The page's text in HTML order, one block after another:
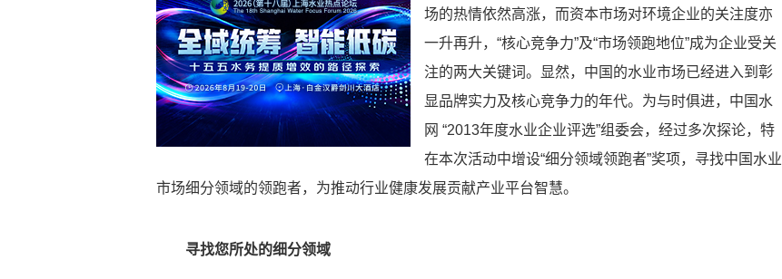
场的热情依然高涨，而资本市场对环境企业的关注度亦
一升再升，“核心竞争力”及“市场领跑地位”成为企业受关
注的两大关键词。显然，中国的水业市场已经进入到彰
显品牌实力及核心竞争力的年代。为与时俱进，中国水
网 “2013年度水业企业评选”组委会，经过多次探论，特
在本次活动中增设“细分领域领跑者”奖项，寻找中国水业
市场细分领域的领跑者，为推动行业健康发展贡献产业平台智慧。
寻找您所处的细分领域